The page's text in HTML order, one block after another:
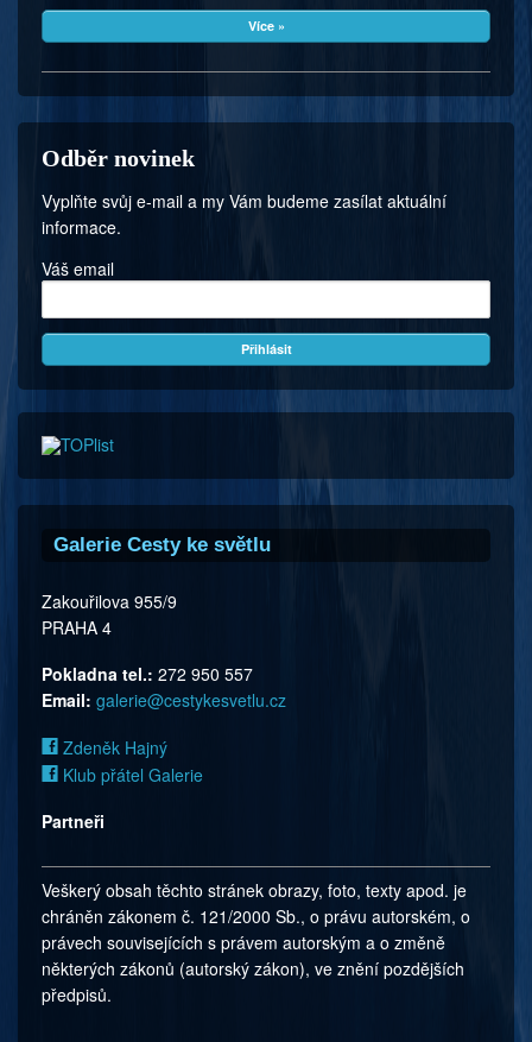
Více »
Odběr novinek
Vyplňte svůj e-mail a my Vám budeme zasílat aktuální
informace.
Váš email
Galerie Cesty ke světlu
Zakouřilova 955/9
PRAHA 4
Pokladna tel.: 272 950 557
Email: galerie@cestykesvetlu.cz
Zdeněk Hajný
Klub přátel Galerie
Partneři
Veškerý obsah těchto stránek obrazy, foto, texty apod. je
chráněn zákonem č. 121/2000 Sb., o právu autorském, o
právech souvisejících s právem autorským a o změně
některých zákonů (autorský zákon), ve znění pozdějších
předpisů.